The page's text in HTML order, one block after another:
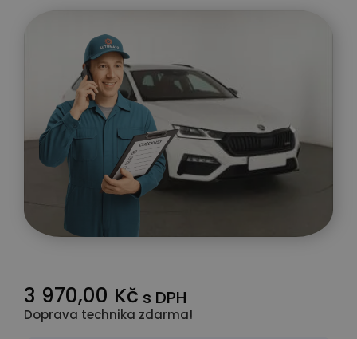
3 970,00 Kč s DPH
Doprava technika zdarma!